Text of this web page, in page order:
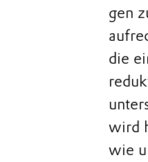
gen
die
wird
wie